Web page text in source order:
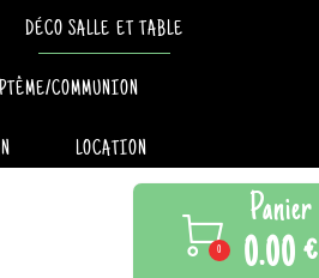
DÉCO SALLE ET TABLE
COMMUNION
LOCATION

0
Panier
0.00 €